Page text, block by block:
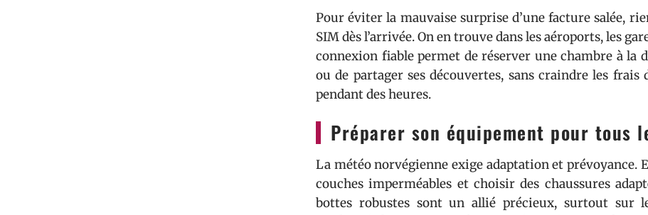
Pour éviter la mauvaise surprise d’une facture salée,
SIM dès l’arrivée. On en trouve dans les aéroports, les
connexion fiable permet de réserver une chambre à
ou de partager ses découvertes, sans craindre les
pendant des heures.
Préparer son équipement pour tous
La météo norvégienne exige adaptation et prévoyance.
couches imperméables et choisir des chaussures
bottes robustes sont un allié précieux, surtout sur